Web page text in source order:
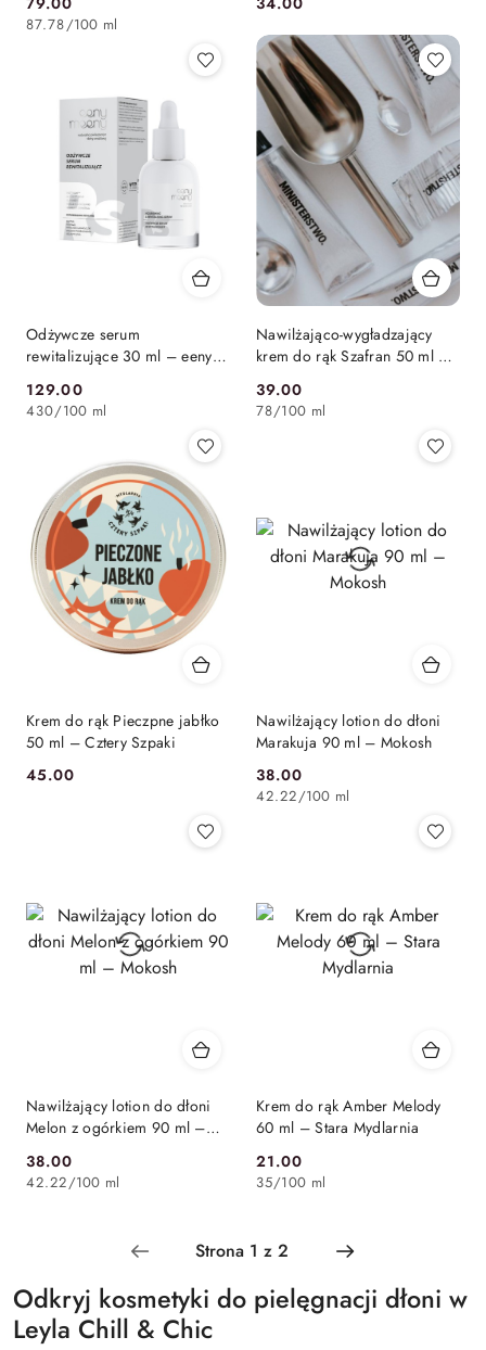
Cena:
87.78/100 ml Cena:
Odżywcze serum
rewitalizujące 30 ml – eeny
Cena:
129.00
430/100 ml
Nawilżająco-wygładzający
krem do rąk Szafran 50 ml –
Cena:
39.00
78/100 ml
Krem do rąk Pieczpne jabłko
50 ml – Cztery Szpaki
Cena:
45.00
Nawilżający lotion do dłoni
Marakuja 90 ml – Mokosh
Cena:
38.00
42.22/100 ml
Nawilżający lotion do dłoni
Melon z ogórkiem 90 ml –
Cena:
38.00
42.22/100 ml
Krem do rąk Amber Melody
60 ml – Stara Mydlarnia
Cena:
21.00
35/100 ml
Odkryj kosmetyki do pielęgnacji dłoni w
Leyla Chill & Chic